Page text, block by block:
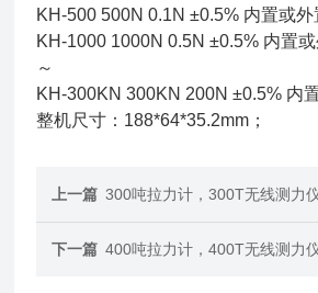
KH-500 500N 0.1N ±0.5% 内置或外
KH-1000 1000N 0.5N ±0.5% 内置
～
KH-300KN 300KN 200N ±0.5% 内
整机尺寸：188*64*35.2mm；
上一篇 300吨拉力计，300T无线测力
下一篇 400吨拉力计，400T无线测力